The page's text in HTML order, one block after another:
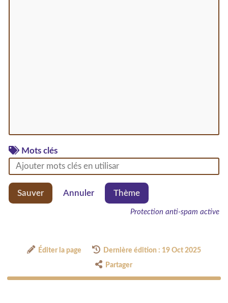
Mots clés
Sauver Annuler Thème
Protection anti-spam active
Éditer la page Dernière édition : 19 Oct 2025
Partager